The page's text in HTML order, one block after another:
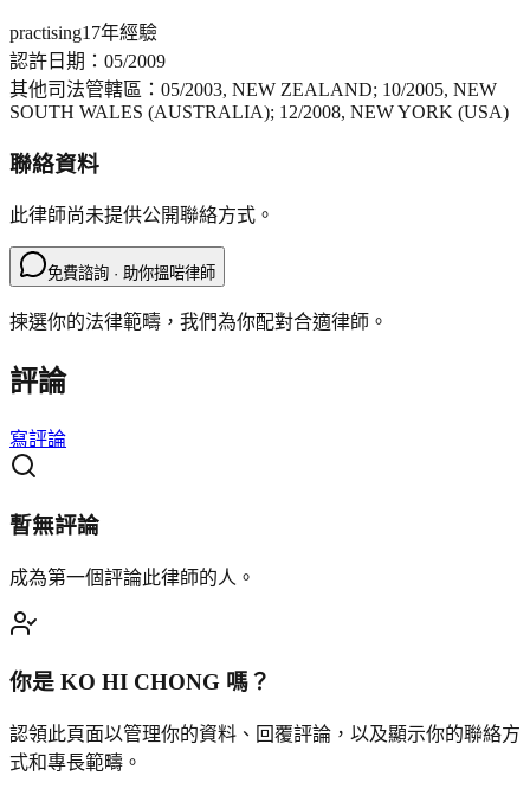
practising17年經驗
認許日期： 05/2009
其他司法管轄區： 05/2003, NEW ZEALAND; 10/2005, NEW
SOUTH WALES (AUSTRALIA); 12/2008, NEW YORK (USA)
聯絡資料
此律師尚未提供公開聯絡方式。
免費諮詢 · 助你搵啱律師
揀選你的法律範疇，我們為你配對合適律師。
評論
寫評論
暫無評論
成為第一個評論此律師的人。
你是 KO HI CHONG 嗎？
認領此頁面以管理你的資料、回覆評論，以及顯示你的聯絡方
式和專長範疇。